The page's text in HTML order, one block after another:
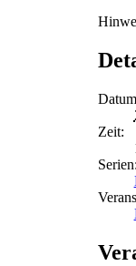
Zeit:
Serien: